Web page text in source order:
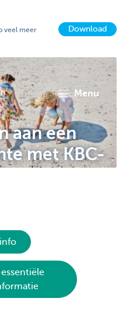
veel meer Download
menu
aan een
met KBC-